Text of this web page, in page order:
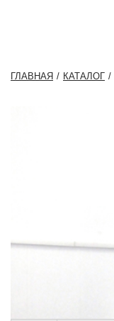
ГЛАВНАЯ КАТАЛОГ